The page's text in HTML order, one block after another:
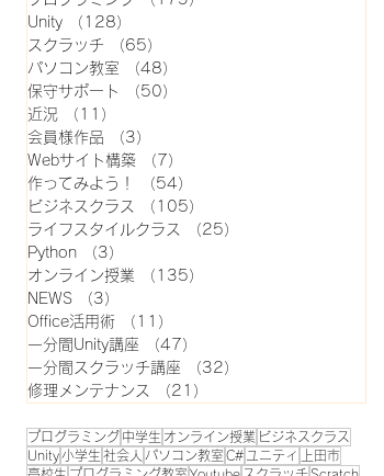
Unity
（128）
スクラッチ
（65）
パソコン教室
（48）
保守サポート
（50）
近況
（11）
会員様作品
（3）
Webサイト構築
（7）
作ってみよう！
（54）
ビジネスクラス
（105）
ライフスタイルクラス
（25）
Python
（3）
オンライン授業
（135）
NEWS
（3）
Office活用術
（11）
一分間Unity講座
（47）
一分間スクラッチ講座
（32）
修理メンテナンス
（21）
プログラミング 中学生 オンライン授業 ビジネスクラス
Unity小学生 社会人 パソコン教室 C# ユニティ
上田市